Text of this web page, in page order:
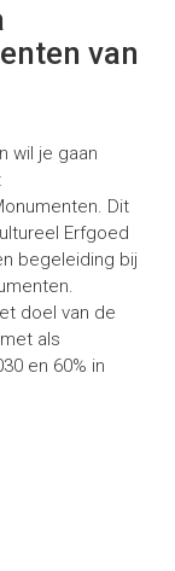
van
wil je gaan
Dit
Erfgoed
begeleiding bij
doel van de
als
en 60% in